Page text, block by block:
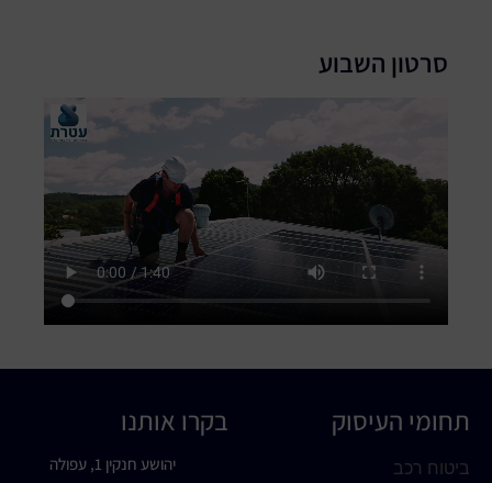
סרטון השבוע
תחומי העיסוק
ביטוח רכב
בקרו אותנו
יהושע חנקין 1, עפולה